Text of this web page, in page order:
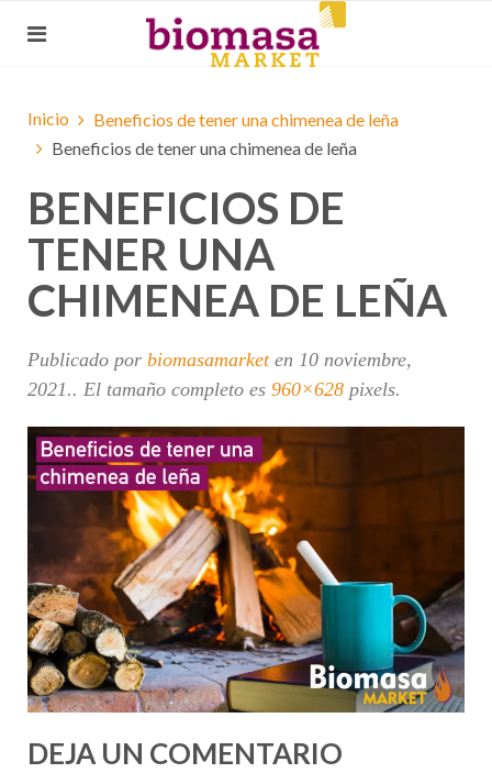
Inicio
Beneficios de tener una chimenea de leña
Beneficios de tener una chimenea de leña
BENEFICIOS DE
TENER UNA
CHIMENEA DE LEÑA
Publicado por biomasamarketen 10 noviembre,
2021.. El tamaño completo es 960×628 pixels.
DEJA UN COMENTARIO